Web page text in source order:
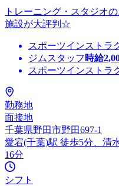
トレーニング・スタジオ
施設が大評判☆
スポーツインストラ
ジムスタッフ 時給
スポーツインストラ
勤務地
面接地
千葉県野田市野田697-1
愛宕(千葉)駅 徒歩5分、清
16分
シフト